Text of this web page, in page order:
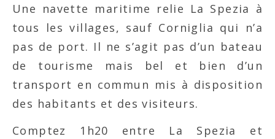
Une navette maritime relie La Spezia à
tous les villages, sauf Corniglia qui n’a
pas de port. Il ne s’agit pas d’un bateau
de tourisme mais bel et bien d’un
transport en commun mis à disposition
des habitants et des visiteurs.
Comptez 1h20 entre La Spezia et